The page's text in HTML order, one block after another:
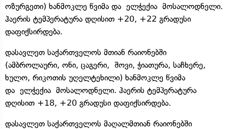
ოზურგეთი) ხანმოკლე წვიმა და ელჭექია მოსალოდნელი.
ჰაერის ტემპერატურა დღისით +20, +22 გრადუსი
დაფიქსირდება.
დასავლეთ საქართველოს მთიან რაიონებში
(ამბროლაური, ონი, ცაგერი, შოვი, ჭიათურა, საჩხერე,
ხულო, რიკოთის უღელტეხილი) ხანმოკლე წვიმა
და ელჭექია მოსალოდნელი. ჰაერის ტემპერატურა
დღისით +18, +20 გრადუსი დაფიქსირდება.
დასავლეთ საქართველოს მაღალმთიან რაიონებში